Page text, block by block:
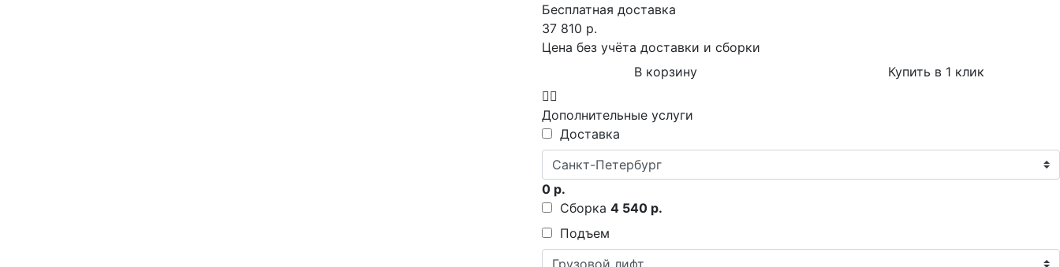
Бесплатная доставка
37 810 р.
Цена без учёта доставки и сборки
В корзину
Купить в 1 клик
Дополнительные услуги
Доставка
0 р.
Сборка 4 540 р.
Подъем